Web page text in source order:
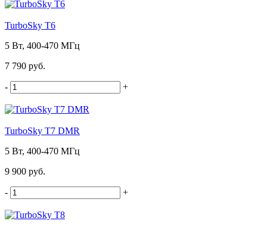
TurboSky T6
5 Вт, 400-470 МГц
7 790 руб.
- +
TurboSky T7 DMR
5 Вт, 400-470 МГц
9 900 руб.
- +